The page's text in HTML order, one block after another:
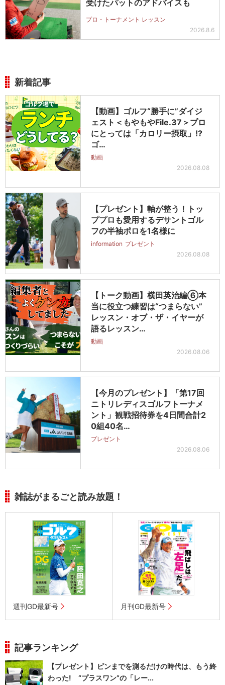
受けたパットのアドバイスも
プロ・トーナメント レッスン
2026.8.6
新着記事
【動画】ゴルフ“勝手に”ダイジ
ェスト＜もやもやFile.37＞プロ
にとっては「カロリー摂取」!?
ゴ…
動画
2026.08.08
【プレゼント】軸が整う！トッ
ププロも愛用するデサントゴル
フの半袖ポロを1名様に
information プレゼント
2026.08.08
【トーク動画】横田英治編⑥本
当に役立つ練習は“つまらない”
レッスン・オブ・ザ・イヤーが
語るレッスン…
動画
2026.08.06
【今月のプレゼント】「第17回
ニトリレディスゴルフトーナメ
ント」観戦招待券を4日間合計2
0組40名…
プレゼント
2026.08.06
雑誌がまるごと読み放題！
週刊GD最新号 月刊GD最新号
記事ランキング
【プレゼント】ピンまでを測るだけの時代は、もう終
わった! “プラスワン”の「レー...